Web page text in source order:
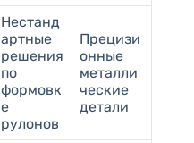
Нестанд
артные
решения
по
формовк
е
рулонов
Прецизи
онные
металли
ческие
детали